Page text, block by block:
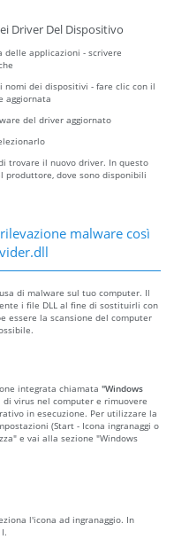
Driver Del Dispositivo
delle applicazioni - scrivere
nomi dei dispositivi - fare clic con il
aggiornata
del driver aggiornato
trovare il nuovo driver. In questo
produttore, dove sono disponibili
malware così
di malware sul tuo computer. Il
i file DLL al fine di sostituirli con
essere la scansione del computer
integrata chiamata "Windows
di virus nel computer e rimuovere
in esecuzione. Per utilizzare la
(Start - Icona ingranaggi o
e vai alla sezione "Windows
l'icona ad ingranaggio. In